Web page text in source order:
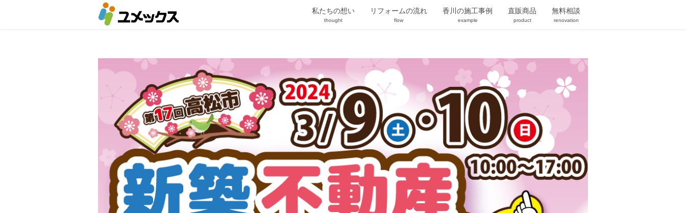
: Undefined variable $fa_family in/home/yumexg/yumex-g.co.jp/public_html/reform/wp-content/plugins/vk-blocks/inc/vk-blocks/font-awesome/font-awesome-config.php
私たちの想い
thought
リフォームの流れ
flow
香川の施工事例
example
直販商品
product
無料相談
renovation